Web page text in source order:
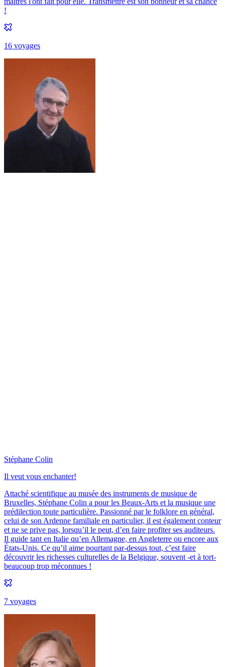
!
16 voyages
Stéphane Colin
Il veut vous enchanter!
Attaché scientifique au musée des instruments de musique de
Bruxelles, Stéphane Colin a pour les Beaux-Arts et la musique une
prédilection toute particulière. Passionné par le folklore en général,
celui de son Ardenne familiale en particulier, il est également conteur
et ne se prive pas, lorsqu’il le peut, d’en faire profiter ses auditeurs.
Il guide tant en Italie qu’en Allemagne, en Angleterre ou encore aux
États-Unis. Ce qu’il aime pourtant par-dessus tout, c’est faire
découvrir les richesses culturelles de la Belgique, souvent -et à tort-
beaucoup trop méconnues !
7 voyages